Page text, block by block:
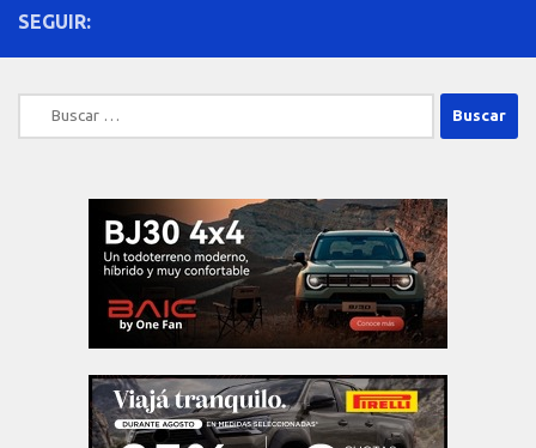
SEGUIR:
Buscar: